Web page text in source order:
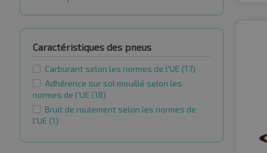
Caractéristiques des pneus
Carburant selon les normes de l'UE (17)
Adhérence sur sol mouillé selon les
normes de l'UE (18)
Bruit de roulement selon les normes de
l'UE (1)